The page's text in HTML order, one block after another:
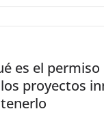
es el
proyectos